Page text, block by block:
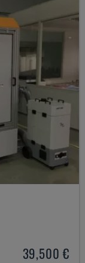
39,500 €